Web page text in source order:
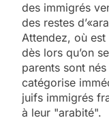
des immigrés
des restes
Attendez, où
dès lors qu’on
parents sont
catégorise
juifs immigrés
à leur "arabité".